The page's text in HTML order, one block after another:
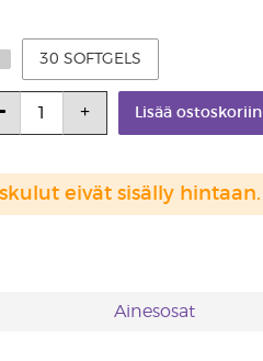
30 SOFTGELS
Lisää ostoskoriin
eivät sisälly hintaan.
Ainesosat